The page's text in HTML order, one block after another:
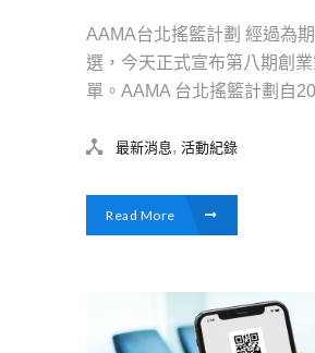
AAMA台北搖籃計劃 經過為
選，今天正式宣布第八期創
單。AAMA 台北搖籃計劃自
最新消息, 活動紀錄
Read More